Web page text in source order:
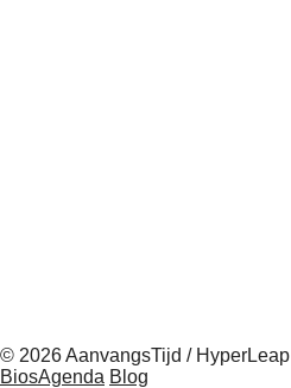
© 2026 AanvangsTijd / HyperLeap
BiosAgenda Blog